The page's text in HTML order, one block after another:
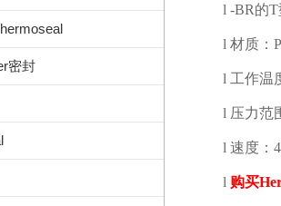
密封
l -BR的T
l 材质：
l 工作温
l 压力范
l 速度：
l 购买